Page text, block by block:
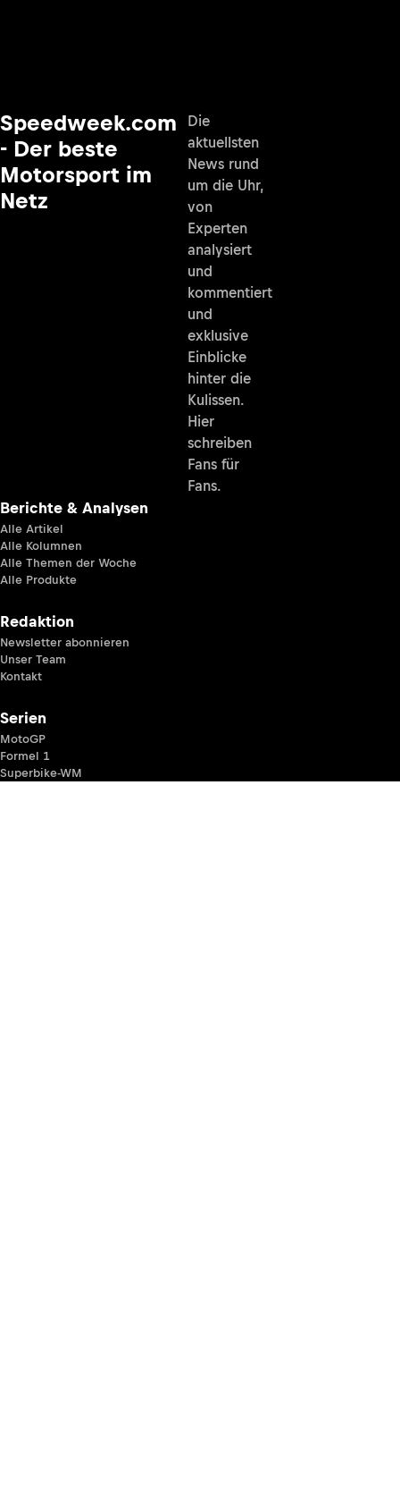
Speedweek.com
- Der beste
Motorsport im
Netz
Die
aktuellsten
News rund
um die Uhr,
von
Experten
analysiert
und
kommentiert
und
exklusive
Einblicke
hinter die
Kulissen.
Hier
schreiben
Fans für
Fans.
Berichte & Analysen
Alle Artikel
Alle Kolumnen
Alle Themen der Woche
Alle Produkte
Redaktion
Newsletter abonnieren
Unser Team
Kontakt
Serien
MotoGP
Formel 1
Superbike-WM